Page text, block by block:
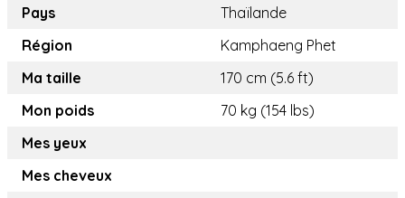
Pays
Thaïlande
Région
Kamphaeng Phet
Ma taille
170 cm (5.6 ft)
Mon poids
70 kg (154 lbs)
Mes yeux
Mes cheveux